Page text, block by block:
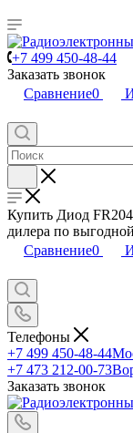
+7 499 450-48-44
Заказать звонок
Сравнение0
Купить Диод
дилера по
Сравнение0
Телефоны
+7 499 450-48-44
+7 473 212-00-73
Заказать звонок